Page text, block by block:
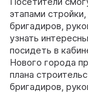
этапами
бригадиров,
узнать
посидеть в
Нового города
плана
бригадиров,